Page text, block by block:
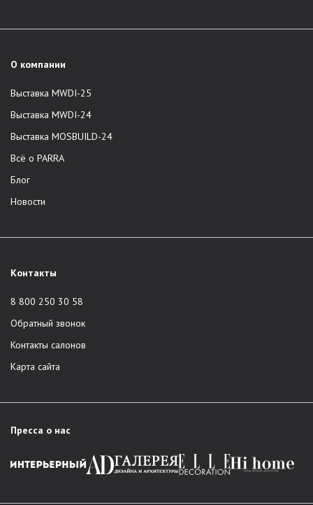
О компании
Выставка MWDI-25
Выставка MWDI-24
Выставка MOSBUILD-24
Всё о PARRA
Блог
Новости
Контакты
8 800 250 30 58
Обратный звонок
Контакты салонов
Карта сайта
Пресса о нас